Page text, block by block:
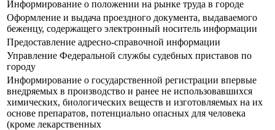
Информирование о положении на рынке труда в городе
Оформление и выдача проездного документа, выдаваемого
беженцу, содержащего электронный носитель информации
Предоставление адресно-справочной информации
Управление Федеральной службы судебных приставов по
городу
Информирование о государственной регистрации впервые
внедряемых в производство и ранее не использовавшихся
химических, биологических веществ и изготовляемых на их
основе препаратов, потенциально опасных для человека
(кроме лекарственных